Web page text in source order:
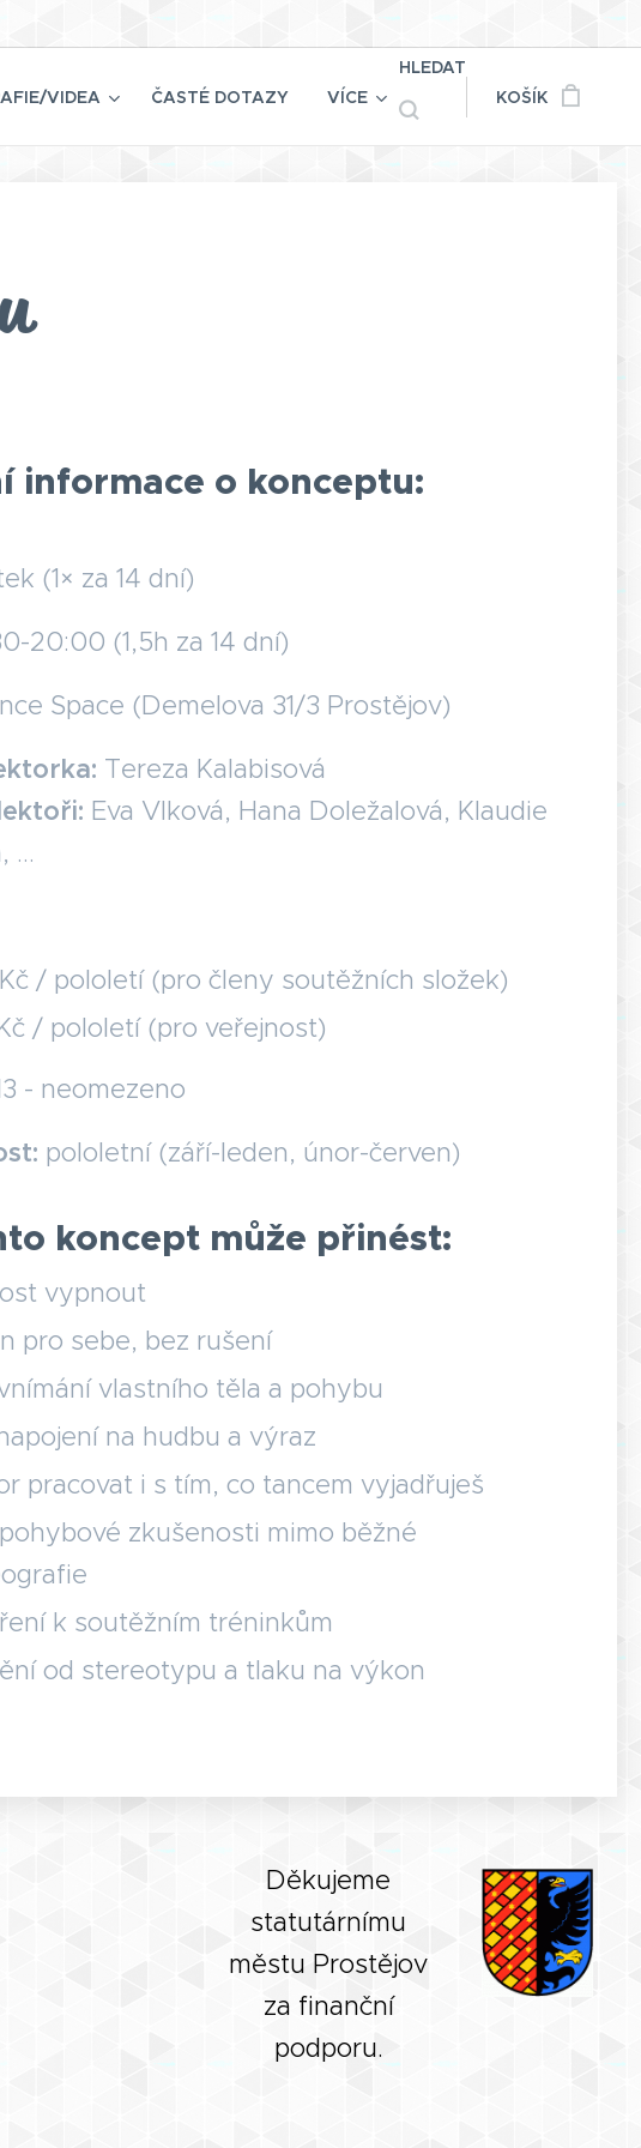
VIDEA ČASTÉ DOTAZY VÍCE
HLEDAT
KOŠÍK
informace o konceptu:
(1× za 14 dní)
20:00 (1,5h za 14 dní)
Space (Demelova 31/3 Prostějov)
Tereza Kalabisová
Eva Vlková, Hana Doležalová, Klaudie
...
/ pololetí (pro členy soutěžních složek)
/ pololetí (pro veřejnost)
- neomezeno
pololetní (září-leden, únor-červen)
koncept může přinést:
vypnout
pro sebe, bez rušení
vlastního těla a pohybu
na hudbu a výraz
pracovat i s tím, co tancem vyjadřuješ
zkušenosti mimo běžné
k soutěžním tréninkům
od stereotypu a tlaku na výkon
Děkujeme
statutárnímu
městu Prostějov
za finanční
podporu.